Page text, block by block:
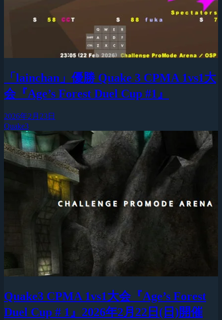
「lainchan」優勝 Quake 3 CPMA 1vs1大
会『Age’s Forest Duel Cup #1』
2026年2月23日
Quake3
Quake3 CPMA 1vs1大会『Age’s Forest
Duel Cup # 1』2026年2月22日(日)開催